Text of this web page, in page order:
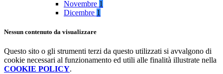
Novembre 1
Dicembre 1
Nessun contenuto da visualizzare
Questo sito o gli strumenti terzi da questo utilizzati si avvalgono di
cookie necessari al funzionamento ed utili alle finalità illustrate nella
COOKIE POLICY.